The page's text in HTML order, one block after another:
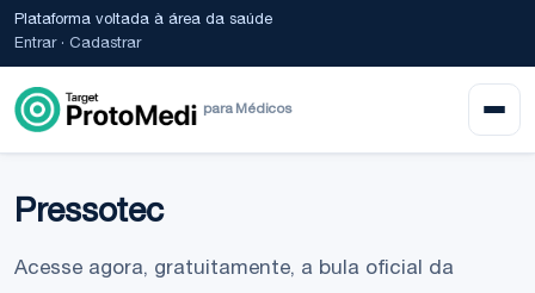
Plataforma voltada à área da saúde
Entrar· Cadastrar
para Médicos
Pressotec
Acesse agora, gratuitamente, a bula oficial da